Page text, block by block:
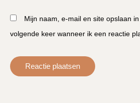
Mijn naam, e-mail en site opslaan
volgende keer wanneer ik een reactie